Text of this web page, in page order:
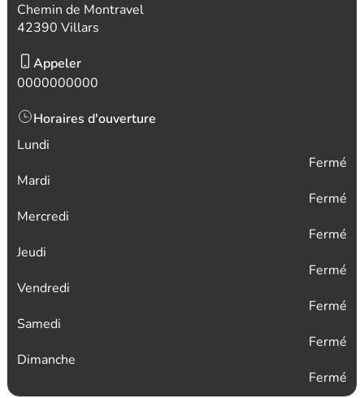
Chemin de Montravel
42390 Villars
Appeler
0000000000
Horaires d'ouverture
Lundi
Fermé
Mardi
Fermé
Mercredi
Fermé
Jeudi
Fermé
Vendredi
Fermé
Samedi
Fermé
Dimanche
Fermé